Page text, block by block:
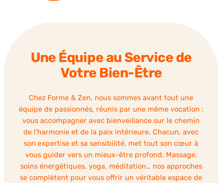
Une Équipe au Service de
Votre Bien-Être
Chez Forme & Zen, nous sommes avant tout une
équipe de passionnés, réunis par une même vocation :
vous accompagner avec bienveillance sur le chemin
de l’harmonie et de la paix intérieure. Chacun, avec
son expertise et sa sensibilité, met tout son cœur à
vous guider vers un mieux-être profond. Massage,
soins énergétiques, yoga, méditation… nos approches
se complètent pour vous offrir un véritable espace de